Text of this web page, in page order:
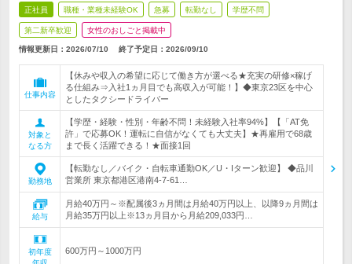
正社員 職種・業種未経験OK 急募 転勤なし 学歴不問
第二新卒歓迎 女性のおしごと掲載中
情報更新日：2026/07/10 終了予定日： 2026/09/10
仕事内容
【休みや収入の希望に応じて働き方が選べる★充実の研修×稼げ
る仕組み⇒入社1ヵ月目でも高収入が可能！】◆東京23区を中心
としたタクシードライバー
対象と
なる方
【学歴・経験・性別・年齢不問！未経験入社率94%】【「AT免
許」で応募OK！運転に自信がなくても大丈夫】★再雇用で68歳
まで長く活躍できる！★面接1回
勤務地
【転勤なし／バイク・自転車通勤OK／U・Iターン歓迎】 ◆品川
営業所 東京都港区港南4-7-61…
給与
月給40万円～※配属後3ヵ月間は月給40万円以上、以降9ヵ月間は
月給35万円以上※13ヵ月目から月給209,033円…
初年度
600万円～1000万円